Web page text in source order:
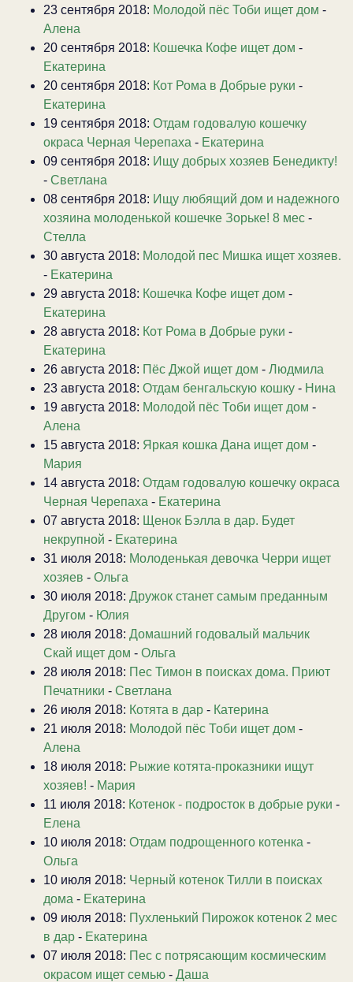
23 сентября 2018: Молодой пёс Тоби ищет дом -
Алена
20 сентября 2018: Кошечка Кофе ищет дом -
Екатерина
20 сентября 2018: Кот Рома в Добрые руки -
Екатерина
19 сентября 2018: Отдам годовалую кошечку
окраса Черная Черепаха - Екатерина
09 сентября 2018: Ищу добрых хозяев Бенедикту!
- Светлана
08 сентября 2018: Ищу любящий дом и надежного
хозяина молоденькой кошечке Зорьке! 8 мес -
Стелла
30 августа 2018: Молодой пес Мишка ищет хозяев.
- Екатерина
29 августа 2018: Кошечка Кофе ищет дом -
Екатерина
28 августа 2018: Кот Рома в Добрые руки -
Екатерина
26 августа 2018: Пёс Джой ищет дом - Людмила
23 августа 2018: Отдам бенгальскую кошку - Нина
19 августа 2018: Молодой пёс Тоби ищет дом -
Алена
15 августа 2018: Яркая кошка Дана ищет дом -
Мария
14 августа 2018: Отдам годовалую кошечку окраса
Черная Черепаха - Екатерина
07 августа 2018: Щенок Бэлла в дар. Будет
некрупной - Екатерина
31 июля 2018: Молоденькая девочка Черри ищет
хозяев - Ольга
30 июля 2018: Дружок станет самым преданным
Другом - Юлия
28 июля 2018: Домашний годовалый мальчик
Скай ищет дом - Ольга
28 июля 2018: Пес Тимон в поисках дома. Приют
Печатники - Светлана
26 июля 2018: Котята в дар - Катерина
21 июля 2018: Молодой пёс Тоби ищет дом -
Алена
18 июля 2018: Рыжие котята-проказники ищут
хозяев! - Мария
11 июля 2018: Котенок - подросток в добрые руки -
Елена
10 июля 2018: Отдам подрощенного котенка -
Ольга
10 июля 2018: Черный котенок Тилли в поисках
дома - Екатерина
09 июля 2018: Пухленький Пирожок котенок 2 мес
в дар - Екатерина
07 июля 2018: Пес с потрясающим космическим
окрасом ищет семью - Даша